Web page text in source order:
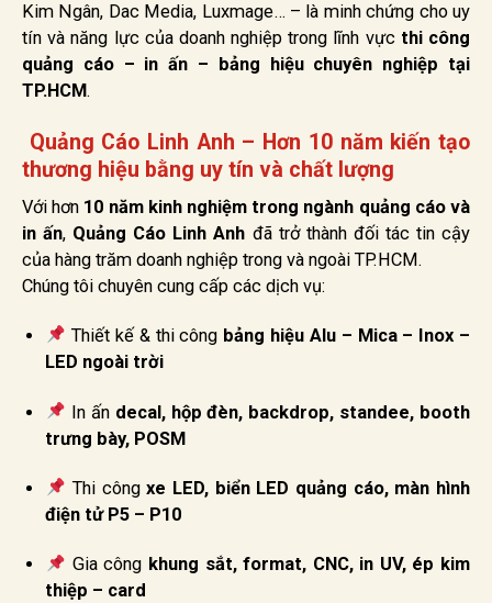
Kim Ngân, Dac Media, Luxmage… – là minh chứng cho uy
tín và năng lực của doanh nghiệp trong lĩnh vực thi công
quảng cáo – in ấn – bảng hiệu chuyên nghiệp tại
TP.HCM.
Quảng Cáo Linh Anh – Hơn 10 năm kiến tạo
thương hiệu bằng uy tín và chất lượng
Với hơn 10 năm kinh nghiệm trong ngành quảng cáo và
in ấn, Quảng Cáo Linh Anh đã trở thành đối tác tin cậy
của hàng trăm doanh nghiệp trong và ngoài TP.HCM.
Chúng tôi chuyên cung cấp các dịch vụ:
Thiết kế & thi công bảng hiệu Alu – Mica – Inox –
LED ngoài trời
In ấn decal, hộp đèn, backdrop, standee, booth
trưng bày, POSM
Thi côngxe LED, biển LED quảng cáo, màn hình
điện tử P5 – P10
Gia công khung sắt, format, CNC, in UV, ép kim
thiệp – card